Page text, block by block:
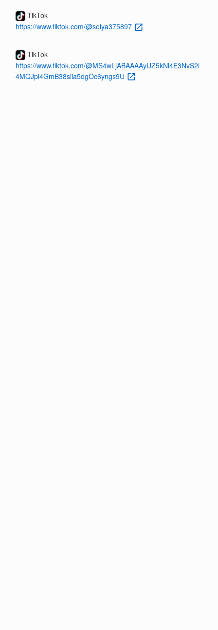
TikTok
https://www.tiktok.com/@seiya375897
TikTok
https://www.tiktok.com/@MS4wLjABAAAAyUZ5kNl4E3NvS2i
4MQJpi4GmB38siia5dgOc6yngs9U